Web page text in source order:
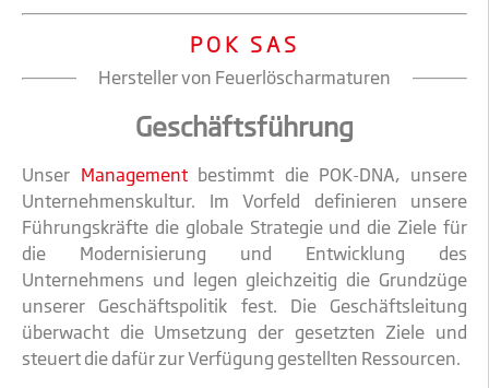
POK SAS
Hersteller von Feuerlöscharmaturen
Geschäftsführung
Unser Managementbestimmt die POK-DNA, unsere
Unternehmenskultur. Im Vorfeld definieren unsere
Führungskräfte die globale Strategie und die Ziele für
die Modernisierung und Entwicklung des
Unternehmens und legen gleichzeitig die Grundzüge
unserer Geschäftspolitik fest. Die Geschäftsleitung
überwacht die Umsetzung der gesetzten Ziele und
steuert die dafür zur Verfügung gestellten Ressourcen.